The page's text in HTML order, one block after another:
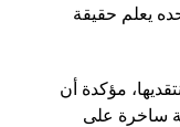
يعلم حقيقة
مؤكدة أن
ساخرة على